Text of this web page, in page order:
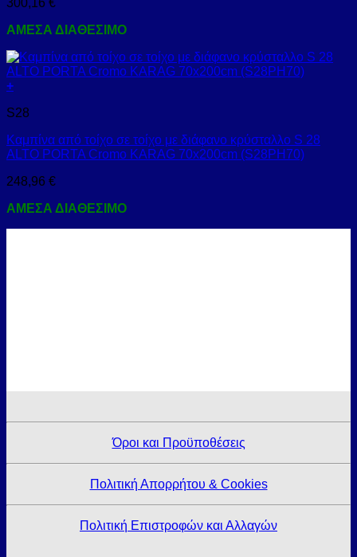
300,16 €
ΑΜΕΣΑ ΔΙΑΘΕΣΙΜΟ
+
S28
Καμπίνα από τοίχο σε τοίχο με διάφανο κρύσταλλο S 28
ALTO PORTA Cromo KARAG 70x200cm (S28PH70)
248,96 €
ΑΜΕΣΑ ΔΙΑΘΕΣΙΜΟ
Όροι και Προϋποθέσεις
Πολιτική Απορρήτου & Cookies
Πολιτική Επιστροφών και Αλλαγών